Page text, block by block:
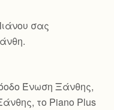
σας
Ένωση Ξάνθης,
το Piano Plus